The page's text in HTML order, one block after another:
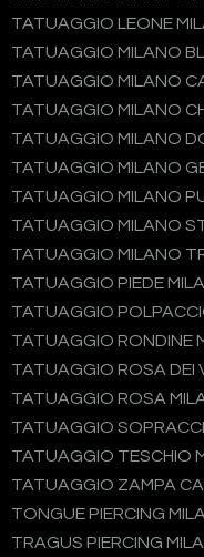
TATUAGGIO LEONE
TATUAGGIO MILANO
TATUAGGIO MILANO
TATUAGGIO MILANO
TATUAGGIO MILANO
TATUAGGIO MILANO
TATUAGGIO MILANO
TATUAGGIO MILANO
TATUAGGIO MILANO
TATUAGGIO PIEDE
TATUAGGIO
TATUAGGIO RONDINE
TATUAGGIO ROSA DEI
TATUAGGIO ROSA
TATUAGGIO
TATUAGGIO TESCHIO
TATUAGGIO ZAMPA
TONGUE PIERCING
TRAGUS PIERCING